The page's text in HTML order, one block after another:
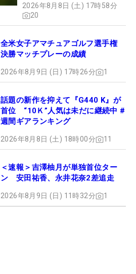
2026年8月8日 (土) 17時58分
20
全米女子アマチュアゴルフ選手権
決勝マッチプレーの成績
2026年8月9日 (日) 17時26分 1
話題の新作を抑えて『G440 K』が
首位 “10Ｋ”人気は未だに継続中 #
週間ギアランキング
2026年8月8日 (土) 18時00分 11
＜速報＞吉澤柚月が単独首位ター
ン 安田祐香、永井花奈2差追走
2026年8月9日 (日) 11時32分 1